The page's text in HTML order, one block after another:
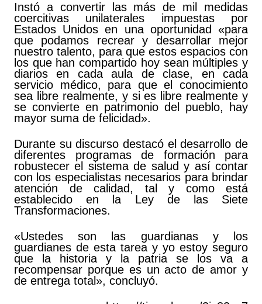
Instó a convertir las más de mil medidas
coercitivas unilaterales impuestas por
Estados Unidos en una oportunidad «para
que podamos recrear y desarrollar mejor
nuestro talento, para que estos espacios con
los que han compartido hoy sean múltiples y
diarios en cada aula de clase, en cada
servicio médico, para que el conocimiento
sea libre realmente, y si es libre realmente y
se convierte en patrimonio del pueblo, hay
mayor suma de felicidad».
Durante su discurso destacó el desarrollo de
diferentes programas de formación para
robustecer el sistema de salud y así contar
con los especialistas necesarios para brindar
atención de calidad, tal y como está
establecido en la Ley de las Siete
Transformaciones.
«Ustedes son las guardianas y los
guardianes de esta tarea y yo estoy seguro
que la historia y la patria se los va a
recompensar porque es un acto de amor y
de entrega total», concluyó.